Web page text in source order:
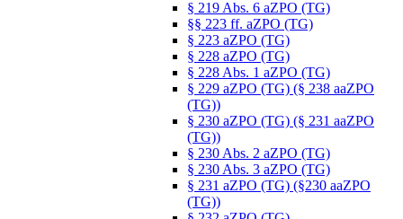
§ 219 Abs. 6 aZPO (TG)
§§ 223 ff. aZPO (TG)
§ 223 aZPO (TG)
§ 228 aZPO (TG)
§ 228 Abs. 1 aZPO (TG)
§ 229 aZPO (TG) (§ 238 aaZPO
(TG))
§ 230 aZPO (TG) (§ 231 aaZPO
(TG))
§ 230 Abs. 2 aZPO (TG)
§ 230 Abs. 3 aZPO (TG)
§ 231 aZPO (TG) (§230 aaZPO
(TG))